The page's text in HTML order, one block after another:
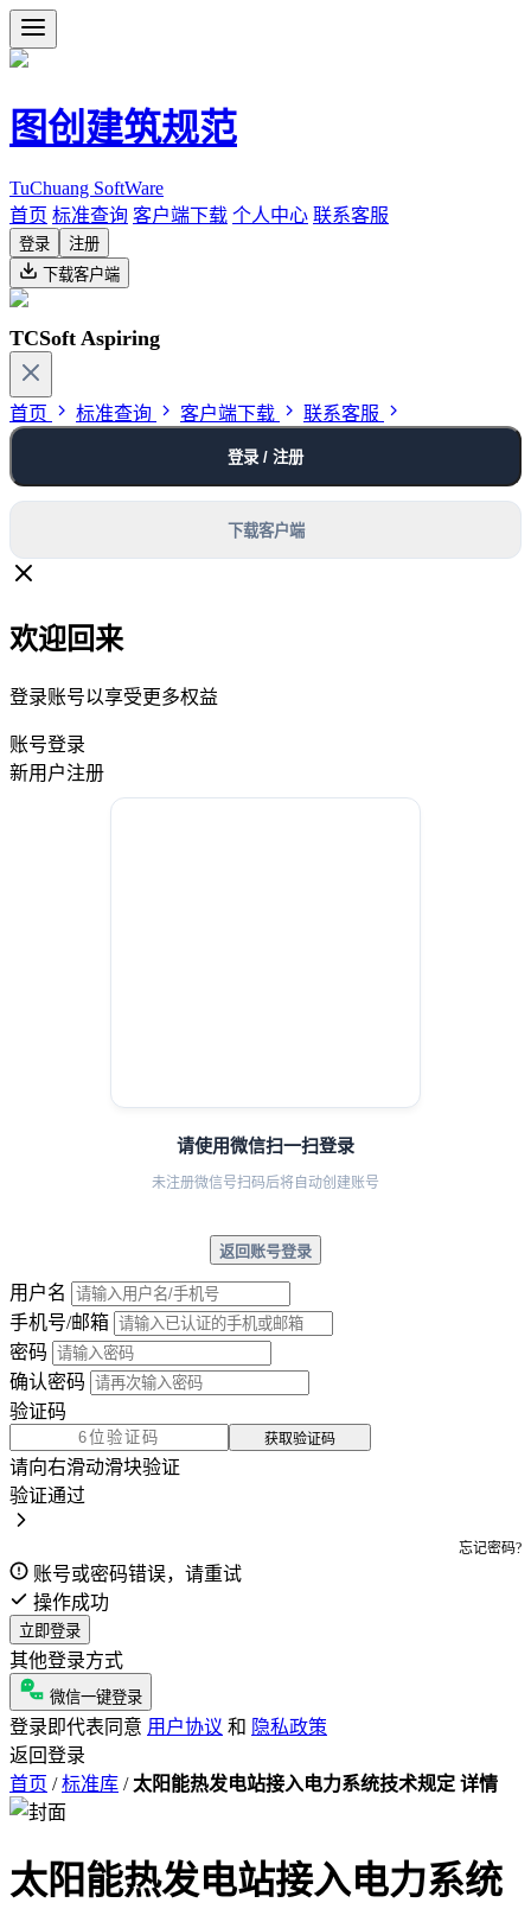
图创建筑规范
TuChuang SoftWare
首页 标准查询 客户端下载 个人中心 联系客服
登录
注册
下载客户端
TCSoft Aspiring
首页 标准查询 客户端下载 联系客服
登录 / 注册
下载客户端
欢迎回来
登录账号以享受更多权益
账号登录
新用户注册
请使用微信扫一扫登录
未注册微信号扫码后将自动创建账号
返回账号登录
用户名
手机号/邮箱
密码
确认密码
验证码
获取验证码
请向右滑动滑块验证
验证通过
忘记密码?
账号或密码错误，请重试
操作成功
立即登录
其他登录方式
微信一键登录
登录即代表同意 用户协议 和 隐私政策
返回登录
首页 / 标准库 / 太阳能热发电站接入电力系统技术规定 详情
太阳能热发电站接入电力系统